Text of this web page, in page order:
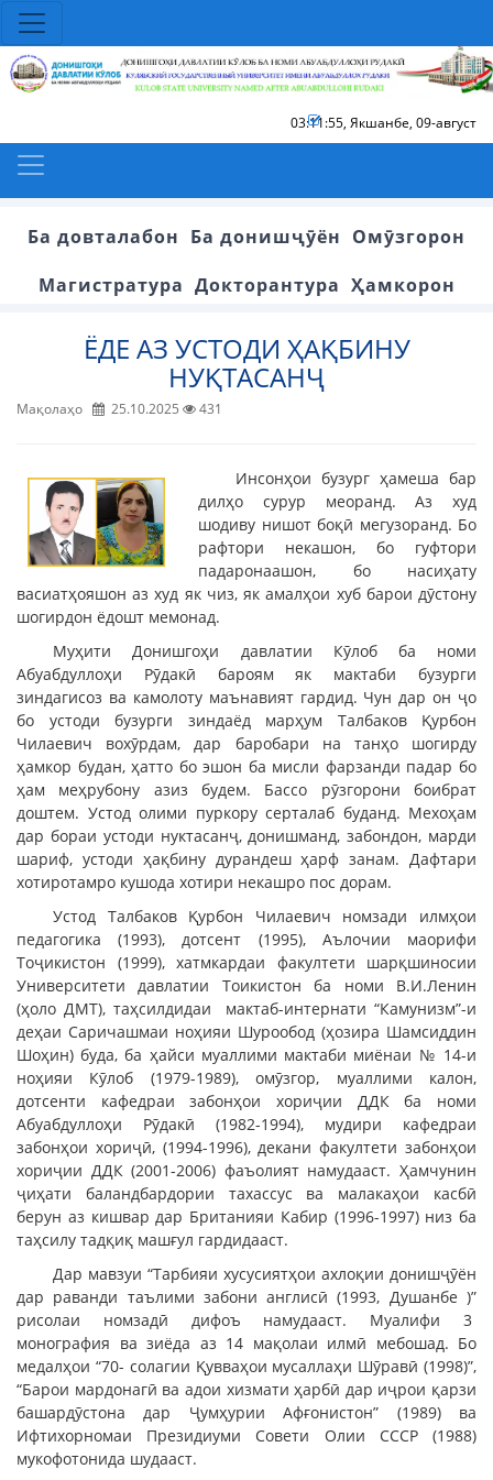
03:11:56, Якшанбе, 09-август
Ба довталабон Ба донишҷӯён Омӯзгорон
Магистратура Докторантура Ҳамкорон
ЁДЕ АЗ УСТОДИ ҲАҚБИНУ
НУҚТАСАНҶ
Мақолаҳо 25.10.2025 431
Инсонҳои бузург ҳамеша бар
дилҳо сурур меоранд. Аз худ
шодиву нишот боқӣ мегузоранд. Бо
рафтори некашон, бо гуфтори
падаронаашон, бо насиҳату
васиатҳояшон аз худ як чиз, як амалҳои хуб барои дӯстону
шогирдон ёдошт мемонад.
Муҳити Донишгоҳи давлатии Кӯлоб ба номи
Абуабдуллоҳи Рӯдакӣ бароям як мактаби бузурги
зиндагисоз ва камолоту маънавият гардид. Чун дар он ҷо
бо устоди бузурги зиндаёд марҳум Талбаков Қурбон
Чилаевич вохӯрдам, дар баробари на танҳо шогирду
ҳамкор будан, ҳатто бо эшон ба мисли фарзанди падар бо
ҳам меҳрубону азиз будем. Бассо рӯзгорони боибрат
доштем. Устод олими пуркору серталаб буданд. Мехоҳам
дар бораи устоди нуктасанҷ, донишманд, забондон, марди
шариф, устоди ҳақбину дурандеш ҳарф занам. Дафтари
хотиротамро кушода хотири некашро пос дорам.
Устод Талбаков Қурбон Чилаевич номзади илмҳои
педагогика (1993), дотсент (1995), Аълочии маорифи
Тоҷикистон (1999), хатмкардаи факултети шарқшиносии
Университети давлатии Тоикистон ба номи В.И.Ленин
(ҳоло ДМТ), таҳсилдидаи мактаб-интернати “Камунизм”-и
деҳаи Саричашмаи ноҳияи Шурообод (ҳозира Шамсиддин
Шоҳин) буда, ба ҳайси муаллими мактаби миёнаи № 14-и
ноҳияи Кӯлоб (1979-1989), омӯзгор, муаллими калон,
дотсенти кафедраи забонҳои хориҷии ДДК ба номи
Абуабдуллоҳи Рӯдакӣ (1982-1994), мудири кафедраи
забонҳои хориҷӣ, (1994-1996), декани факултети забонҳои
хориҷии ДДК (2001-2006) фаъолият намудааст. Ҳамчунин
ҷиҳати баландбардории тахассус ва малакаҳои касбӣ
берун аз кишвар дар Британияи Кабир (1996-1997) низ ба
таҳсилу тадқиқ машғул гардидааст.
Дар мавзуи “Тарбияи хусусиятҳои ахлоқии донишҷӯён
дар раванди таълими забони англисӣ (1993, Душанбе )”
рисолаи номзадӣ дифоъ намудааст. Муалифи 3
монография ва зиёда аз 14 мақолаи илмӣ мебошад. Бо
медалҳои “70- солагии Қувваҳои мусаллаҳи Шӯравӣ (1998)”,
“Барои мардонагӣ ва адои хизмати ҳарбӣ дар иҷрои қарзи
башардӯстона дар Ҷумҳурии Афғонистон” (1989) ва
Ифтихорномаи Президиуми Совети Олии СССР (1988)
мукофотонида шудааст.